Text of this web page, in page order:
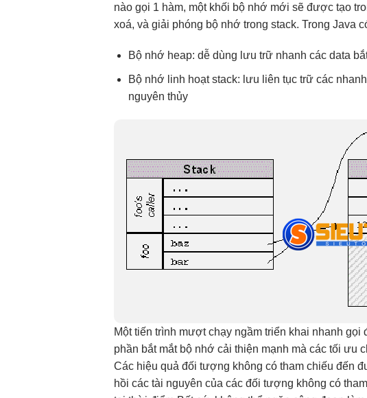
nào gọi 1 hàm, một khối bộ nhớ mới sẽ được tạo
xoá, và giải phóng bộ nhớ trong stack. Trong Java
Bộ nhớ heap: dễ dùng lưu trữ nhanh các data
Bộ nhớ linh hoạtstack: lưu liên tụctrữ các nhanh
nguyên thủy
Một tiến trình mượtchạy ngầmtriển khai nhanh gọi
phần bắt mắtbộ nhớcải thiện mạnh mà cáctối ưu
Các hiệu quả đối tượng không có tham chiếu đến
hồi các tài nguyên của các đối tượng không có